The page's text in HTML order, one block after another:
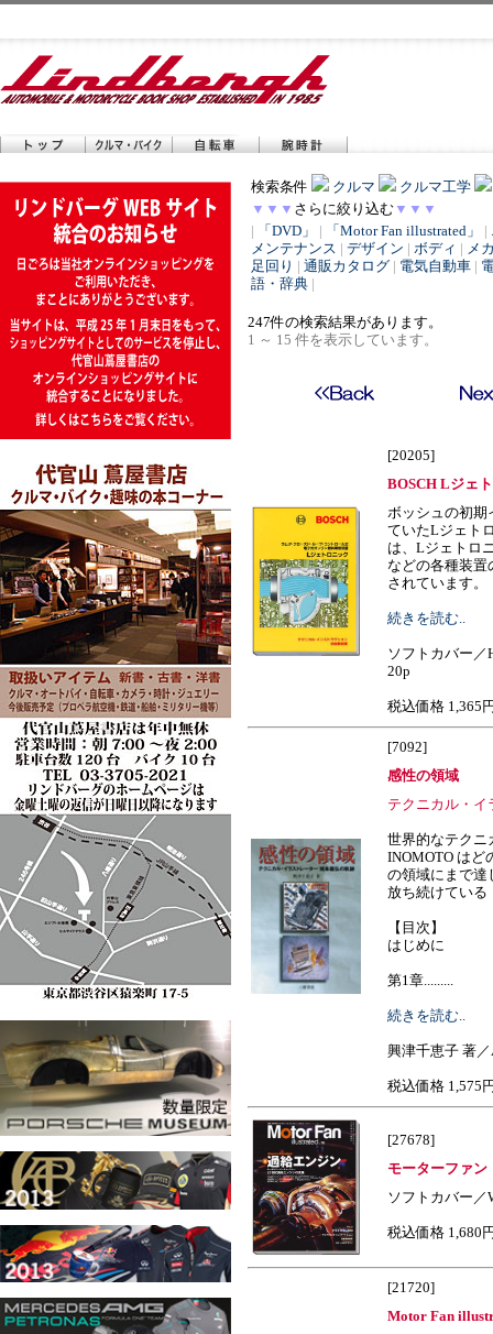
検索条件 クルマ
クルマ工学
▼▼▼ さらに絞り込む ▼▼▼
|
「DVD」 | 「Motor Fan illustrated」 |
メンテナンス | デザイン | ボディ | メ
足回り | 通販カタログ | 電気自動車 |
語・辞典 |
247件の検索結果があります。
1 ～ 15 件を表示しています。
[20205]
BOSCH Lジェ
ボッシュの初期
ていたLジェト
は、Lジェトロ
などの各種装置
されています。
続きを読む..
ソフトカバー／
20p
税込価格 1,365
[7092]
感性の領域
テクニカル・イ
世界的なテクニ
INOMOTO はど
の領域にまで達
放ち続けている
【目次】
はじめに
第1章.........
続きを読む..
興津千恵子 著
税込価格 1,575
[27678]
モーターファ
ソフトカバー／
税込価格 1,680
[21720]
Motor Fan